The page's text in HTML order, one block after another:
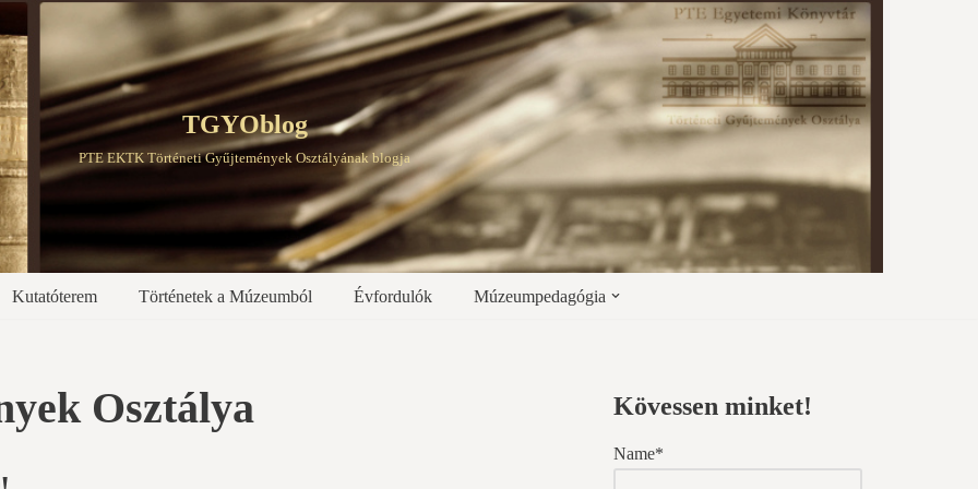
TGYOblog
PTE EKTK Történeti Gyűjtemények Osztályának blogja
Kutatóterem Történetek a Múzeumból Évfordulók Múzeumpedagógia
Osztálya Kövessen minket!
Name*